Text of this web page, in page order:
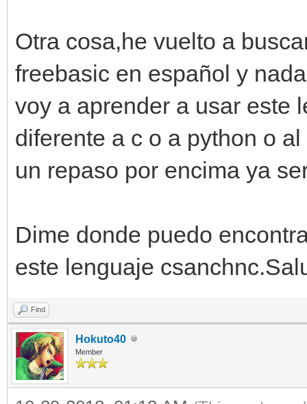
Otra cosa,he vuelto a
freebasic en español y
voy a aprender a usar este
diferente a c o a python o
un repaso por encima ya
Dime donde puedo
este lenguaje
Find
Hokuto40
Member